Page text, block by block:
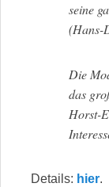
seine
(Hans-
Die
das
Horst-
Details: hier.